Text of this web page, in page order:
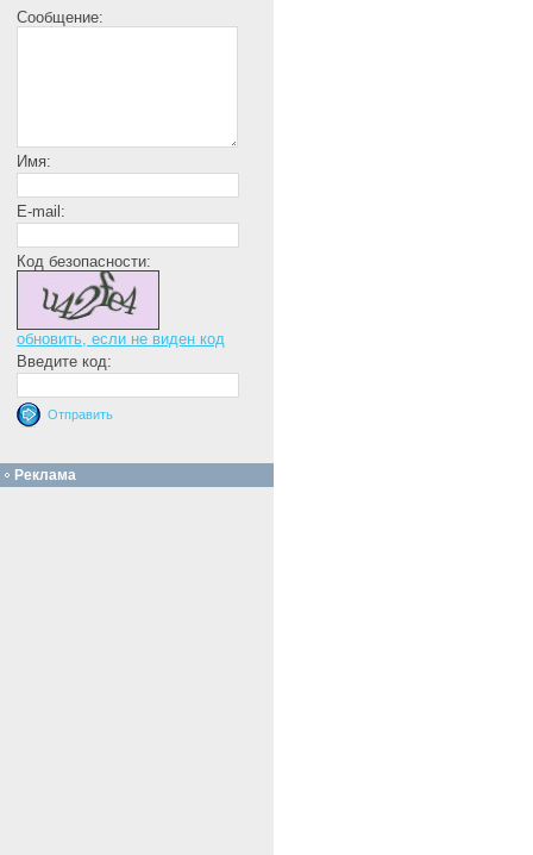
Сообщение:
Имя:
E-mail:
Код безопасности:
обновить, если не виден код
Введите код:
Реклама